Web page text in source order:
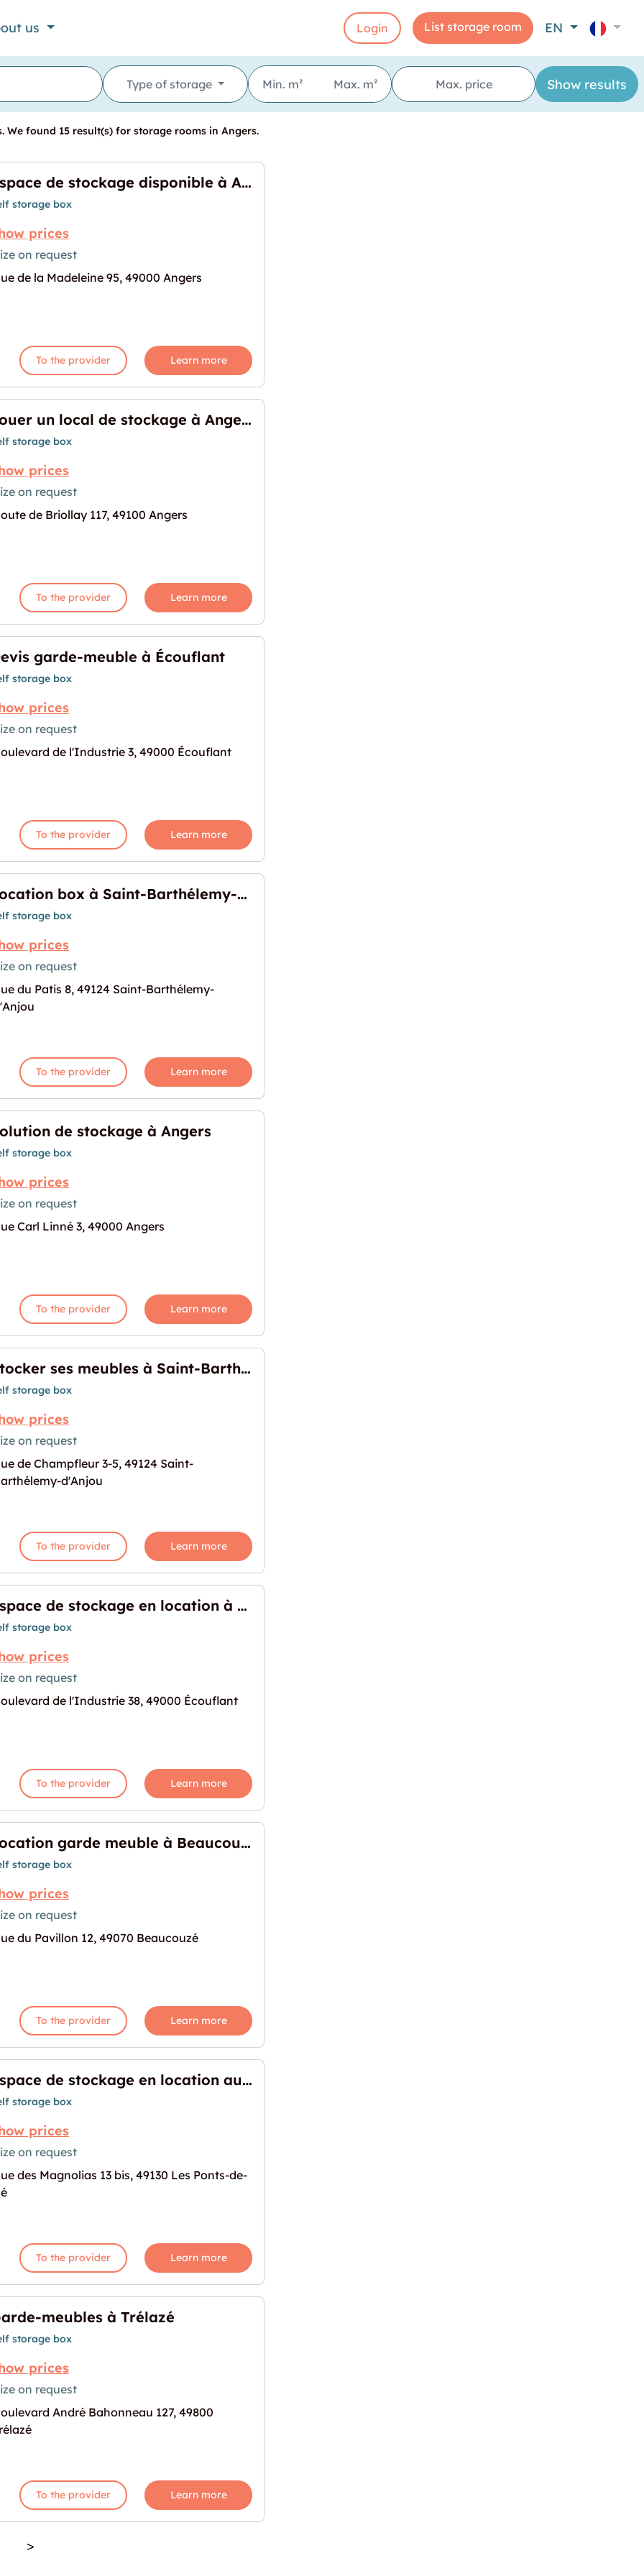
us Login List storage room EN
Type of storage
found 15 result(s) for storage rooms in Angers.
à Angers"
for "Espace de stockage disponible à Angers"
Espace de stockage disponible à Angers
storage box
prices
on request
de la Madeleine 95, 49000 Angers
To the provider Learn more
à Angers"
for "Louer un local de stockage à Angers"
Louer un local de stockage à Angers
storage box
prices
on request
de Briollay 117, 49100 Angers
To the provider Learn more
for "Devis garde-meuble à Écouflant"
garde-meuble à Écouflant
storage box
prices
on request
de l'Industrie 3, 49000 Écouflant
To the provider Learn more
d'Anjou"
for "Location box à Saint-Barthélemy-d'Anjou"
Location box à Saint-Barthélemy-d'Anjou
storage box
prices
on request
du Patis 8, 49124 Saint-Barthélemy-
To the provider Learn more
Angers"
for "Solution de stockage à Angers"
de stockage à Angers
storage box
prices
on request
Carl Linné 3, 49000 Angers
To the provider Learn more
Barthélemy-d'Anjou"
for "Stocker ses meubles à Saint-Barthélemy-d'Anjou"
Stocker ses meubles à Saint-Barthélemy-d'Anjou
storage box
prices
on request
de Champfleur 3-5, 49124 Saint-
d'Anjou
To the provider Learn more
location à Écouflant"
for "Espace de stockage en location à Écouflant"
Espace de stockage en location à Écouflant
storage box
prices
on request
de l'Industrie 38, 49000 Écouflant
To the provider Learn more
à Beaucouzé"
for "Location garde meuble à Beaucouzé"
Location garde meuble à Beaucouzé
storage box
prices
on request
du Pavillon 12, 49070 Beaucouzé
To the provider Learn more
aux Ponts-de-Cé"
for "Espace de stockage en location aux Ponts-de-Cé"
Espace de stockage en location aux Ponts-de-Cé
storage box
prices
on request
des Magnolias 13 bis, 49130 Les Ponts-de-
To the provider Learn more
for "Garde-meubles à Trélazé"
meubles à Trélazé
storage box
prices
on request
André Bahonneau 127, 49800
To the provider Learn more
>